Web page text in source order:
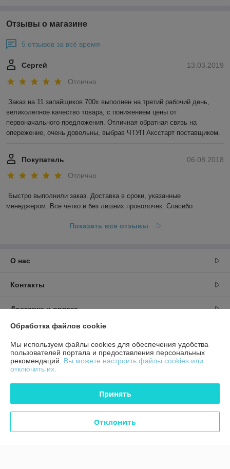
Отзывы о магазине
5 отзывов за всё время
13.03.2019
Сергей
Отлично
Заказ на 11 запайщиков 700х выполнен на третий рабочий день,
великолепное качество товара, с понижением цены от
первоначального предложения. Отличная обратная связь на
опережение, очень довольны, выбрав ЧТУП Аксстарт поставщиком.
06.08.2018
Покупатель
Отлично
Быстро выполнили заказ. Доставка в сроки, указанные
менеджером. Все четко и без лишних проволочек. Спасибо.
Показать все отзывы
О нас
Контакты
Доставка и оплата
Полная версия сайта
Сайт создан на платформе Deal.by
Обработка файлов cookie
Мы используем файлы cookies для обеспечения удобства
пользователей портала и предоставления персональных
рекомендаций. Вы можете настроить файлы cookies или
отключить их.
Принять
Отклонить